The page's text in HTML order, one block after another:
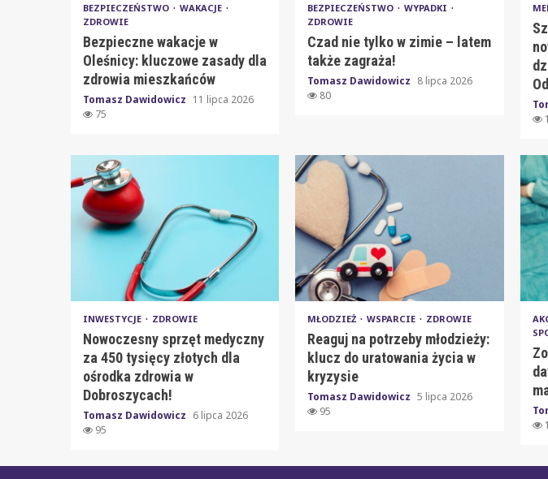
BEZPIECZEŃSTWO
WAKACJE
ZDROWIE
Bezpieczne wakacje w
Oleśnicy: kluczowe zasady dla
zdrowia mieszkańców
Tomasz Dawidowicz 11 lipca 2026
75
BEZPIECZEŃSTWO
WYPADKI
ZDROWIE
Czad nie tylko w zimie – latem
także zagraża!
Tomasz Dawidowicz 8 lipca 2026
80
INWESTYCJE ZDROWIE
Nowoczesny sprzęt medyczny
za 450 tysięcy złotych dla
ośrodka zdrowia w
Dobroszycach!
Tomasz Dawidowicz 6 lipca 2026
95
MŁODZIEŻ WSPARCIE ZDROWIE
Reaguj na potrzeby młodzieży:
klucz do uratowania życia w
kryzysie
Tomasz Dawidowicz 5 lipca 2026
95